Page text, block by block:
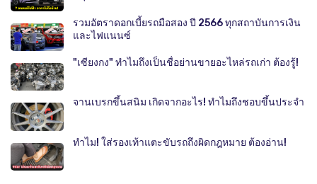
รวมอัตราดอกเบี้ยรถมือสอง ปี 2566 ทุกสถาบันการเงิน
และไฟแนนซ์
"เซียงกง" ทำไมถึงเป็นชื่อย่านขายอะไหล่รถเก่า ต้องรู้!
จานเบรกขึ้นสนิม เกิดจากอะไร! ทำไมถึงชอบขึ้นประจำ
ทำไม! ใส่รองเท้าแตะขับรถถึงผิดกฎหมาย ต้องอ่าน!